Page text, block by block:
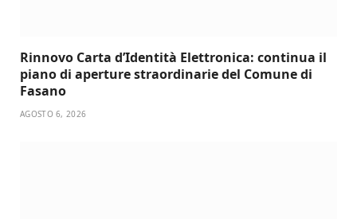
Rinnovo Carta d’Identità Elettronica: continua il
piano di aperture straordinarie del Comune di
Fasano
AGOSTO 6, 2026